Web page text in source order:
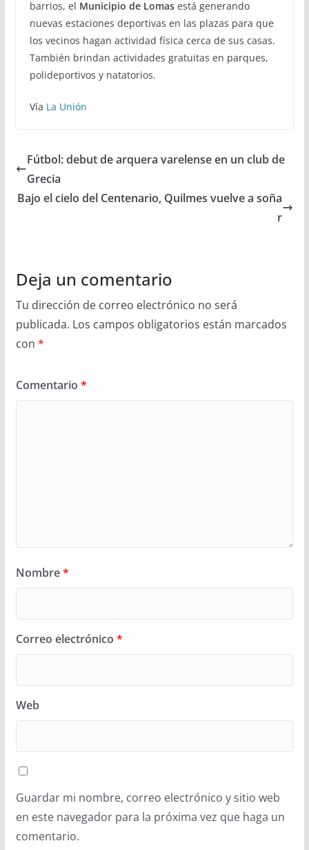
barrios, el Municipio de Lomasestá generando
nuevas estaciones deportivas en las plazas para que
los vecinos hagan actividad física cerca de sus casas.
También brindan actividades gratuitas en parques,
polideportivos y natatorios.
Vía La Unión
Fútbol: debut de arquera varelense en un club de
Grecia
Bajo el cielo del Centenario, Quilmes vuelve a soña
r
Deja un comentario
Tu dirección de correo electrónico no será
publicada. Los campos obligatorios están marcados
con *
Comentario *
Nombre*
Correo electrónico *
Web
Guardar mi nombre, correo electrónico y sitio web
en este navegador para la próxima vez que haga un
comentario.